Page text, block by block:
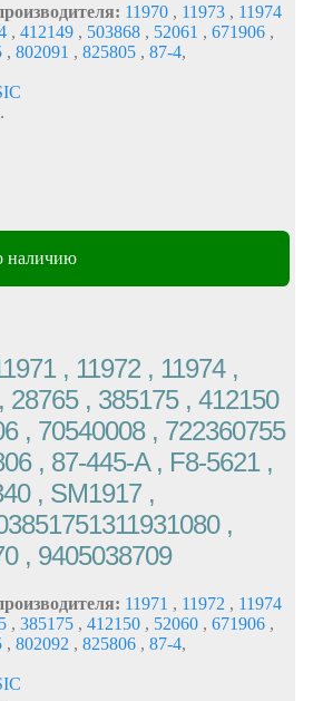
11970 , 11973 , 11974
, 412149 , 503868 , 52061 , 671906 ,
, 802091 , 825805 , 87-4,
наличию
, 11972 , 11974 ,
28765 , 385175 , 412150
, 70540008 , 722360755
, 87-445-A , F8-5621 ,
, SM1917 ,
,
, 9405038709
11971 , 11972 , 11974
, 385175 , 412150 , 52060 , 671906 ,
, 802092 , 825806 , 87-4,